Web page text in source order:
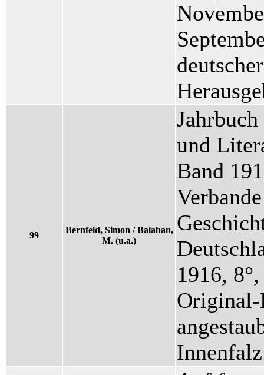
99
Bernfeld, Simon / Balaban,
M. (u.a.)
und
Band
1916,
Original-